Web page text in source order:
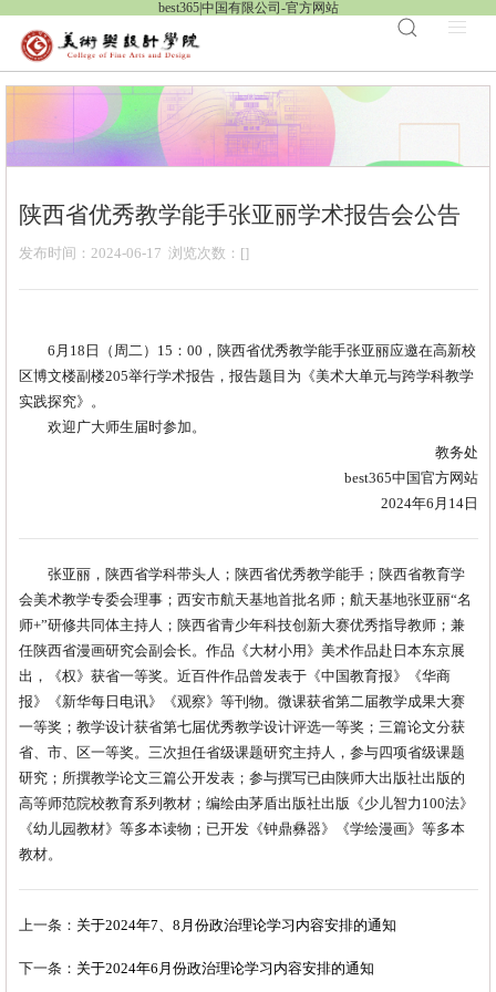
best365|中国有限公司-官方网站
陕西省优秀教学能手张亚丽学术报告会公告
发布时间：2024-06-17 浏览次数：[]
6月18日（周二）15：00，陕西省优秀教学能手张亚丽应邀在高新校
区博文楼副楼205举行学术报告，报告题目为《美术大单元与跨学科教学
实践探究》。
欢迎广大师生届时参加。
教务处
best365中国官方网站
2024年6月14日
张亚丽，陕西省学科带头人；陕西省优秀教学能手；陕西省教育学
会美术教学专委会理事；西安市航天基地首批名师；航天基地张亚丽“名
师+”研修共同体主持人；陕西省青少年科技创新大赛优秀指导教师；兼
任陕西省漫画研究会副会长。作品《大材小用》美术作品赴日本东京展
出，《权》获省一等奖。近百件作品曾发表于《中国教育报》《华商
报》《新华每日电讯》《观察》等刊物。微课获省第二届教学成果大赛
一等奖；教学设计获省第七届优秀教学设计评选一等奖；三篇论文分获
省、市、区一等奖。三次担任省级课题研究主持人，参与四项省级课题
研究；所撰教学论文三篇公开发表；参与撰写已由陕师大出版社出版的
高等师范院校教育系列教材；编绘由茅盾出版社出版《少儿智力100法》
《幼儿园教材》等多本读物；已开发《钟鼎彝器》《学绘漫画》等多本
教材。
上一条： 关于2024年7、8月份政治理论学习内容安排的通知
下一条： 关于2024年6月份政治理论学习内容安排的通知